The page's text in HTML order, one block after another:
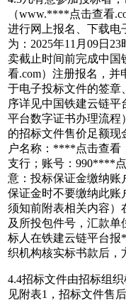
（www.****点击查看
进行网上报名、下载电
为：2025年11月09日
卖截止时间前完成中
看.com）注册报名，
于电子投标文件的签章
序详见中国铁建云链
平台数字证书办理流程
的招标文件售价足额
户名称：****点击查看
支行；账号：990****
意：投标保证金缴纳账
保证金时不要缴纳此账
须知前附表相关内容
及所投包件号，汇款
标人在铁建云链平台
织机构核实标书款后，
4.4招标文件由招标组
见附表1，招标文件售